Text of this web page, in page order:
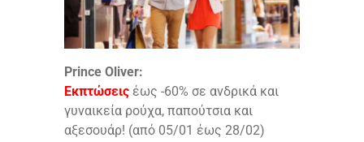
Prince Oliver:
Εκπτώσεις έως -60% σε ανδρικά και
γυναικεία ρούχα, παπούτσια και
αξεσουάρ! (από 05/01 έως 28/02)